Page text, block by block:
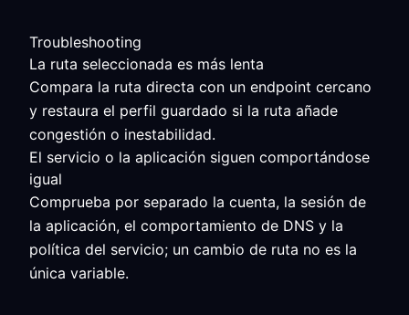
Troubleshooting
La ruta seleccionada es más lenta
Compara la ruta directa con un endpoint cercano
y restaura el perfil guardado si la ruta añade
congestión o inestabilidad.
El servicio o la aplicación siguen comportándose
igual
Comprueba por separado la cuenta, la sesión de
la aplicación, el comportamiento de DNS y la
política del servicio; un cambio de ruta no es la
única variable.